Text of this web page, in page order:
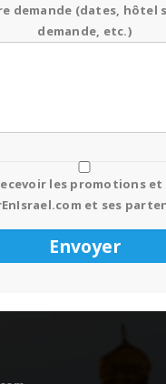
demande (dates, hôtel
demande, etc.)
les promotions
et ses